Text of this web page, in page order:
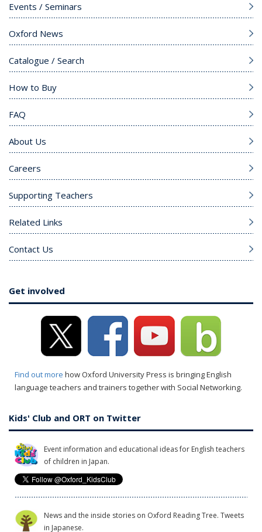
Events / Seminars
Oxford News
Catalogue / Search
How to Buy
FAQ
About Us
Careers
Supporting Teachers
Related Links
Contact Us
Get involved
Find out more how Oxford University Press is bringing English
language teachers and trainers together with Social Networking.
Kids' Club and ORT on Twitter
Event information and educational ideas for English teachers
of children in Japan.
News and the inside stories on Oxford Reading Tree. Tweets
in Japanese.